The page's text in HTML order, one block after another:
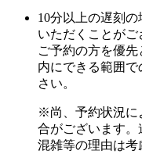
10分以上の遅刻
いただくことが
ご予約の方を優
内にできる範囲
さい。
※尚、予約状況に
合がございます
混雑等の理由は